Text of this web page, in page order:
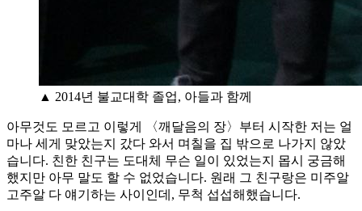
▲ 2014년 불교대학 졸업, 아들과 함께
아무것도 모르고 이렇게 〈깨달음의 장〉부터 시작한 저는 얼
마나 세게 맞았는지 갔다 와서 며칠을 집 밖으로 나가지 않았
습니다. 친한 친구는 도대체 무슨 일이 있었는지 몹시 궁금해
했지만 아무 말도 할 수 없었습니다. 원래 그 친구랑은 미주알
고주알 다 얘기하는 사이인데, 무척 섭섭해했습니다.